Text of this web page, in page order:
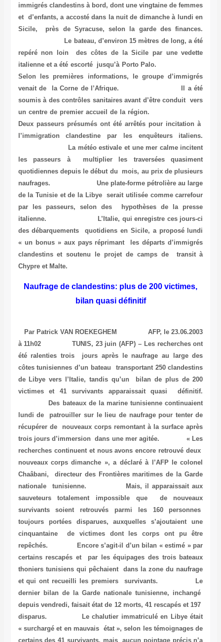
immigrés clandestins à bord, dont une vingtaine de femmes
et d’enfants, a accosté dans la nuit de dimanche à lundi en
Sicile, près de Syracuse, selon la garde des finances.
Le bateau, d’environ 15 mètres de long, a été
repéré non loin des côtes de la Sicile par une vedette
italienne et a été escorté jusqu’à Porto Palo.
Selon les premières informations, le groupe d’immigrés
venait de la Corne de l’Afrique. Il a été
soumis à des contrôles sanitaires avant d’être conduit vers
un centre de premier accueil de la région.
Deux passeurs présumés ont été arrêtés pour incitation à
l’immigration clandestine par les enquêteurs italiens.
La météo estivale et une mer calme incitent
les passeurs à multiplier les traversées quasiment
quotidiennes depuis le début du mois, au prix de plusieurs
naufrages. Une plate-forme pétrolière au large
de la Tunisie et de la Libye serait utilisée comme carrefour
par les passeurs, selon des hypothèses de la presse
italienne. L’Italie, qui enregistre ces jours-ci
des débarquements quotidiens en Sicile, a proposé lundi
« un bonus » aux pays réprimant les départs d’immigrés
clandestins et soutenu le projet de camps de transit à
Chypre et Malte.
Naufrage de clandestins: plus de 200 victimes,
bilan quasi définitif
Par Patrick VAN ROEKEGHEM
AFP, le 23.06.2003
à 11h02 TUNIS, 23 juin (AFP) – Les recherches ont
été ralenties trois jours après le naufrage au large des
côtes tunisiennes d’un bateau transportant 250 clandestins
de Libye vers l’Italie, tandis qu’un bilan de plus de 200
victimes et 41 survivants apparaissait quasi définitif.
Des bateaux de la marine tunisienne continuaient
lundi de patrouiller sur le lieu de naufrage pour tenter de
récupérer de nouveaux corps remontant à la surface après
trois jours d’immersion dans une mer agitée. « Les
recherches continuent et nous avons encore retrouvé deux
nouveaux corps dimanche », a déclaré à l’AFP le colonel
Chaâbani, directeur des Frontières maritimes de la Garde
nationale tunisienne. Mais, il apparaissait aux
sauveteurs totalement impossible que de nouveaux
survivants soient retrouvés parmi les 160 personnes
toujours portées disparues, auxquelles s’ajoutaient une
cinquantaine de victimes dont les corps ont pu être
repêchés. Encore s’agit-il d’un bilan « estimé » par
certains rescapés et par les équipages des trois bateaux
thoniers tunisiens qui pêchaient dans la zone du naufrage
et qui ont recueilli les premiers survivants. Le
dernier bilan de la Garde nationale tunisienne, inchangé
depuis vendredi, faisait état de 12 morts, 41 rescapés et 197
disparus. Le chalutier immatriculé en Libye était
« surchargé et en mauvais état », selon les témoignages de
certains des 41 survivants, mais aucun pointage précis n’a